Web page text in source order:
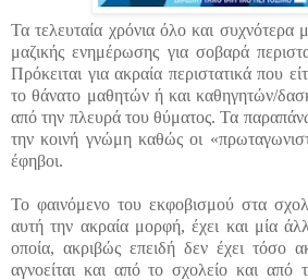
Τα τελευταία χρόνια όλο και συχνότερα
μαζικής ενημέρωσης για σοβαρά
Πρόκειται για ακραία περιστατικά που
το θάνατο μαθητών ή και καθηγητών/
από την πλευρά του θύματος. Τα
την κοινή γνώμη καθώς οι
έφηβοι.
Το φαινόμενο του εκφοβισμού στα
αυτή την ακραία μορφή, έχει και μία
οποία, ακριβώς επειδή δεν έχει τόσο
αγνοείται και από το σχολείο και από